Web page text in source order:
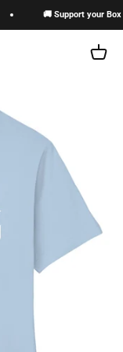
🚚 Support your Box